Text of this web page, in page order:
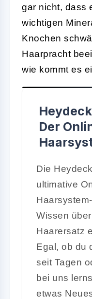
gar nicht, dass
wichtigen
Knochen
Haarpracht
wie kommt es
Der
Die
ultimative
Wissen
Haarersatz
Egal, ob du
seit Tagen
bei uns
etwas